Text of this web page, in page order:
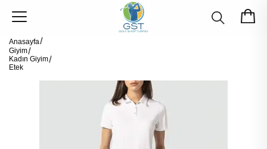
Anasayfa
Giyim
Kadın Giyim
Etek